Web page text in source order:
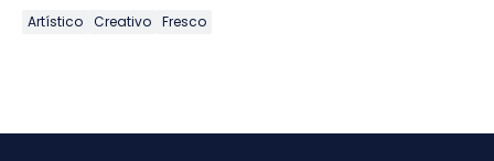
Artístico Creativo Fresco